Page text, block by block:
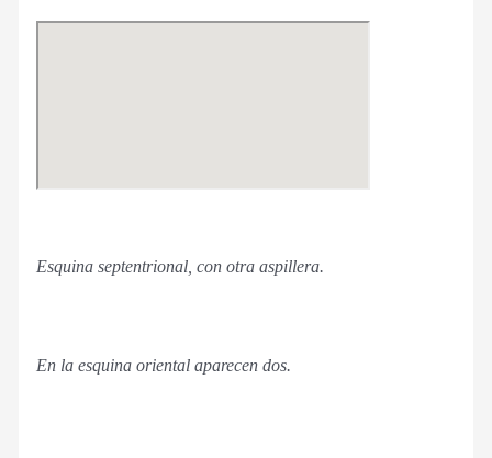
Esquina septentrional, con otra aspillera.
En la esquina oriental aparecen dos.